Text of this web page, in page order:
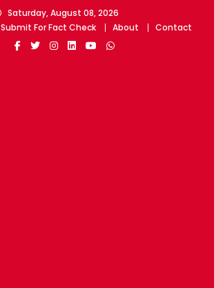
Saturday, August 08, 2026
Submit For Fact Check About Contact